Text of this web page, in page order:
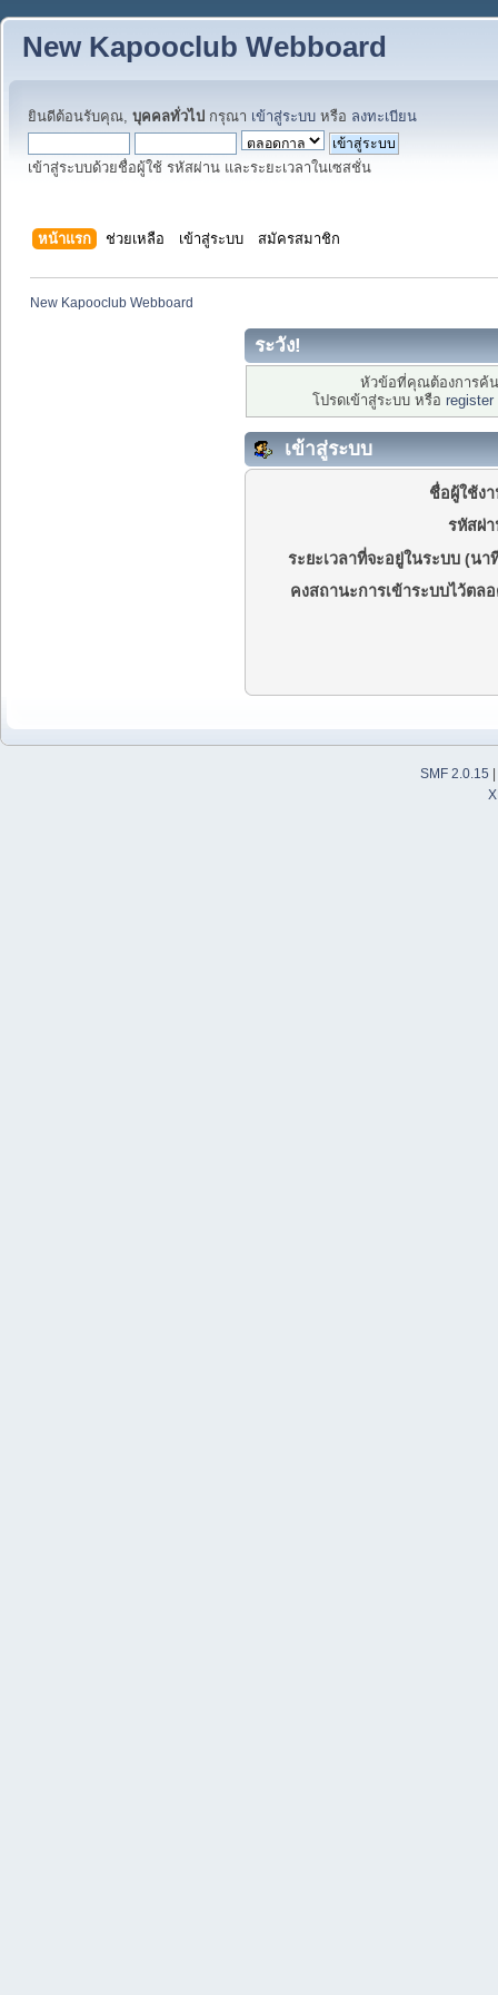
New Kapooclub Webboard
ยินดีต้อนรับคุณ, บุคคลทั่วไป กรุณา เข้าสู่ระบบ หรือ ลงทะเบียน
เข้าสู่ระบบด้วยชื่อผู้ใช้ รหัสผ่าน และระยะเวลาในเซสชั่น
หน้าแรก ช่วยเหลือ เข้าสู่ระบบ สมัครสมาชิก
New Kapooclub Webboard
ระวัง!
หัวข้อที่คุณต้องการค้
โปรดเข้าสู่ระบบ หรือ register
เข้าสู่ระบบ
ชื่อผู้ใช้ง
รหัสผ่
ระยะเวลาที่จะอยู่ในระบบ (นา
คงสถานะการเข้าระบบไว้ตล
SMF 2.0.15